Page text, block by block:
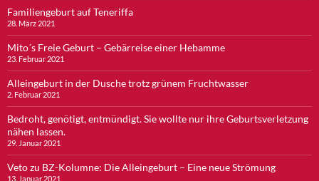
Familiengeburt auf Teneriffa
28. März 2021
Mito´s Freie Geburt – Gebärreise einer Hebamme
23. Februar 2021
Alleingeburt in der Dusche trotz grünem Fruchtwasser
2. Februar 2021
Bedroht, genötigt, entmündigt. Sie wollte nur ihre Geburtsverletzung
nähen lassen.
29. Januar 2021
Veto zu BZ-Kolumne: Die Alleingeburt – Eine neue Strömung
13. Januar 2021